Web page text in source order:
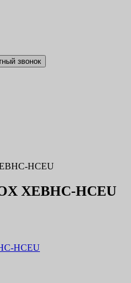
звонок
HCEU
XEBHC-HCEU